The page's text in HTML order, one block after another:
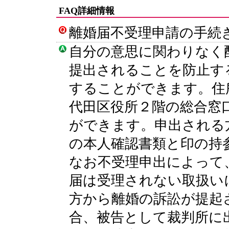
FAQ詳細情報
離婚届不受理申請の手
自分の意思に関わりな
提出されることを防止
することができます。
代田区役所２階の総合
ができます。申出され
の本人確認書類と印の
なお不受理申出によっ
届は受理されない取扱
方から離婚の訴訟が提
合、被告として裁判所